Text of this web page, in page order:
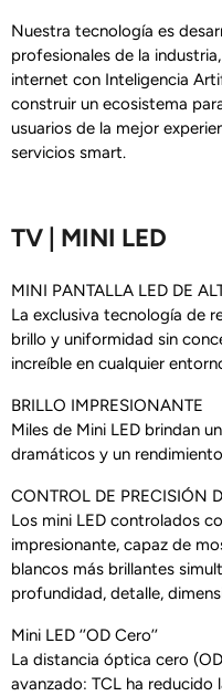
Nuestra tecnología es
profesionales de la
internet con Inteligencia
construir un ecosistema
usuarios de la mejor
servicios smart.
TV | MINI LED
MINI PANTALLA LED DE
La exclusiva tecnología de
brillo y uniformidad sin
increíble en cualquier
BRILLO IMPRESIONANTE
Miles de Mini LED brindan
dramáticos y un
CONTROL DE PRECISIÓN
Los mini LED controlados
impresionante, capaz de
blancos más brillantes
profundidad, detalle,
Mini LED ‘’OD Cero’’
La distancia óptica cero
avanzado: TCL ha